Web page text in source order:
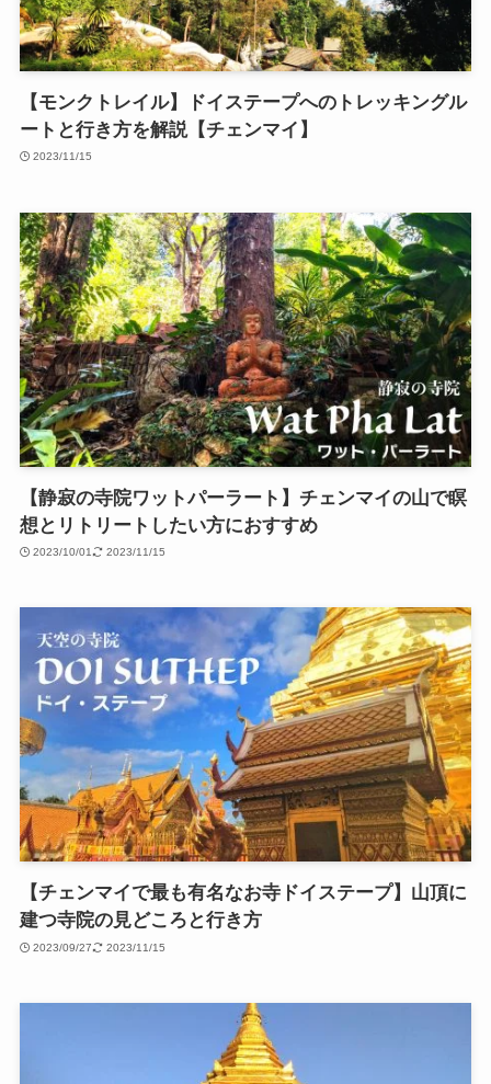
【モンクトレイル】ドイステープへのトレッキングル
ートと行き方を解説【チェンマイ】
2023/11/15
【静寂の寺院ワットパーラート】チェンマイの山で瞑
想とリトリートしたい方におすすめ
2023/10/01 2023/11/15
【チェンマイで最も有名なお寺ドイステープ】山頂に
建つ寺院の見どころと行き方
2023/09/27 2023/11/15